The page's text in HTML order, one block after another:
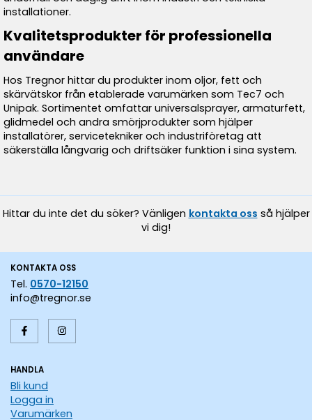
installationer.
Kvalitetsprodukter för professionella
användare
Hos Tregnor hittar du produkter inom oljor, fett och
skärvätskor från etablerade varumärken som Tec7 och
Unipak. Sortimentet omfattar universalsprayer, armaturfett,
glidmedel och andra smörjprodukter som hjälper
installatörer, servicetekniker och industriföretag att
säkerställa långvarig och driftsäker funktion i sina system.
Hittar du inte det du söker? Vänligen kontakta oss så hjälper
vi dig!
KONTAKTA OSS
Tel. 0570-12150
info@tregnor.se
HANDLA
Bli kund
Logga in
Varumärken